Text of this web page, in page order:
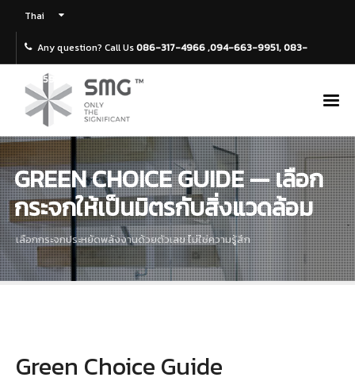
Thai
Any question? Call Us086-317-4966 ,094-663-9951, 083-
4695969
GREEN CHOICE GUIDE — เลือก
กระจกให้เป็นมิตรกับสิ่งแวดล้อม
เลือกกระจกประหยัดพลังงานด้วยตัวเลข ไม่ใช่ความรู้สึก
Green Choice Guide